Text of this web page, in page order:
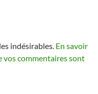
indésirables. En savoir
vos commentaires sont